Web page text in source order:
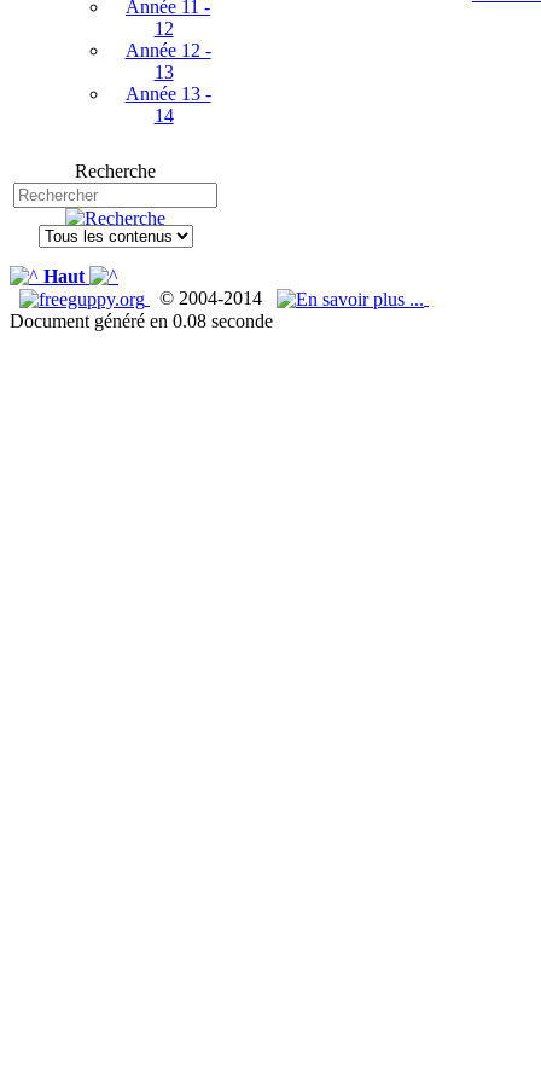
Année 11 -
12
Année 12 -
13
Année 13 -
14
Recherche
Haut
© 2004-2014
Document généré en 0.08 seconde